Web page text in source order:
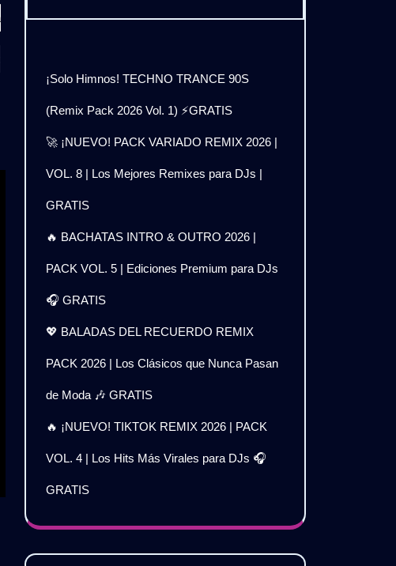
¡Solo Himnos! TECHNO TRANCE 90S
(Remix Pack 2026 Vol. 1) ⚡GRATIS
🚀 ¡NUEVO! PACK VARIADO REMIX 2026 |
VOL. 8 | Los Mejores Remixes para DJs |
GRATIS
🔥 BACHATAS INTRO & OUTRO 2026 |
PACK VOL. 5 | Ediciones Premium para DJs
🎧 GRATIS
💖 BALADAS DEL RECUERDO REMIX
PACK 2026 | Los Clásicos que Nunca Pasan
de Moda 🎶 GRATIS
🔥 ¡NUEVO! TIKTOK REMIX 2026 | PACK
VOL. 4 | Los Hits Más Virales para DJs 🎧
GRATIS